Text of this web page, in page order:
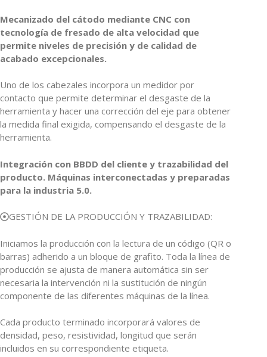
Mecanizado del cátodo mediante CNC con
tecnología de fresado de alta velocidad que
permite niveles de precisión y de calidad de
acabado excepcionales.
Uno de los cabezales incorpora un medidor por
contacto que permite determinar el desgaste de la
herramienta y hacer una corrección del eje para obtener
la medida final exigida, compensando el desgaste de la
herramienta.
Integración con BBDD del cliente y trazabilidad del
producto. Máquinas interconectadas y preparadas
para la industria 5.0.
GESTIÓN DE LA PRODUCCIÓN Y TRAZABILIDAD:
Iniciamos la producción con la lectura de un código (QR o
barras) adherido a un bloque de grafito. Toda la línea de
producción se ajusta de manera automática sin ser
necesaria la intervención ni la sustitución de ningún
componente de las diferentes máquinas de la línea.
Cada producto terminado incorporará valores de
densidad, peso, resistividad, longitud que serán
incluidos en su correspondiente etiqueta.